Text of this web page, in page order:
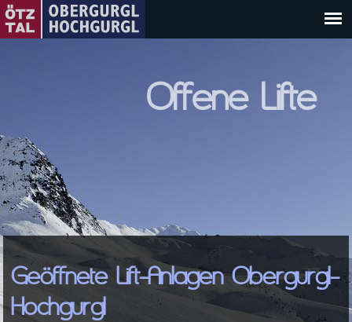
Offene Lifte
Geöffnete Lift-Anlagen Obergurgl-
Hochgurgl